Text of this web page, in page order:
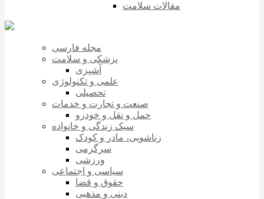
مقالات سلامت
مجله فارسی
پزشکی و سلامت
آشپزی
علمی و تکنولوژی
تحصیلی
صنعت و تجارت و خدمات
حمل و نقل و خودرو
سبک زندگی و خانواده
زناشویی، مادر و کودک
سرگرمی
ورزشی
سیاسی و اجتماعی
حقوق و قضا
دینی و مذهبی